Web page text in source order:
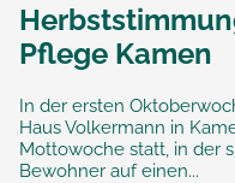
Pflege Kamen
In der ersten
Haus Volkermann in
Mottowoche statt, in der
Bewohner auf einen...